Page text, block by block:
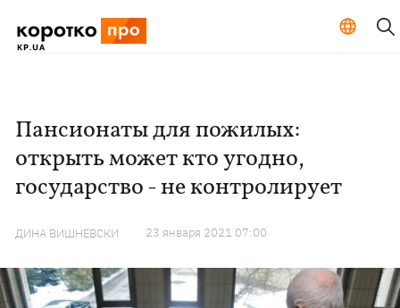
Пансионаты для пожилых:
открыть может кто угодно,
государство - не контролирует
ДИНА ВИШНЕВСКИ 23 января 2021 07:00